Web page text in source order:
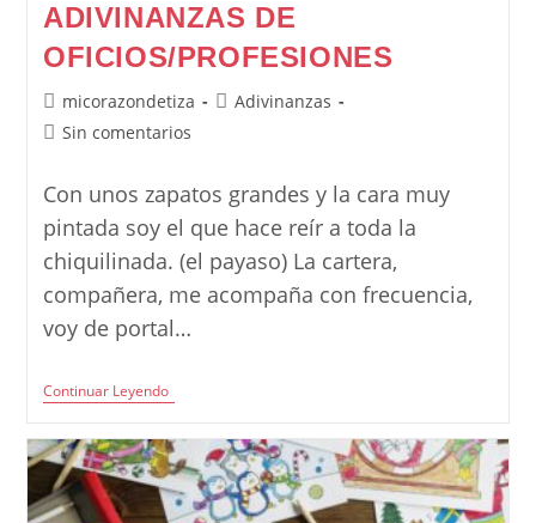
ADIVINANZAS DE
OFICIOS/PROFESIONES
Autor
de
micorazondetiza
Categoría
Adivinanzas
Comentarios
la
entrada:
Sin comentarios
Con unos zapatos grandes y la cara muy
pintada soy el que hace reír a toda la
chiquilinada. (el payaso) La cartera,
compañera, me acompaña con frecuencia,
voy de portal…
Continuar LeyendoAdivinanzas
De